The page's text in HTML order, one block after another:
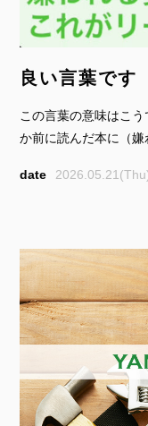
良い言葉です
この言葉の意味はこ
か前に読んだ本に（嫌